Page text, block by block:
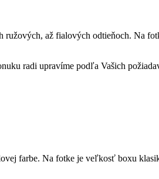
až fialových odtieňoch. Na
radi upravíme podľa Vašich
farbe. Na fotke je veľkosť boxu